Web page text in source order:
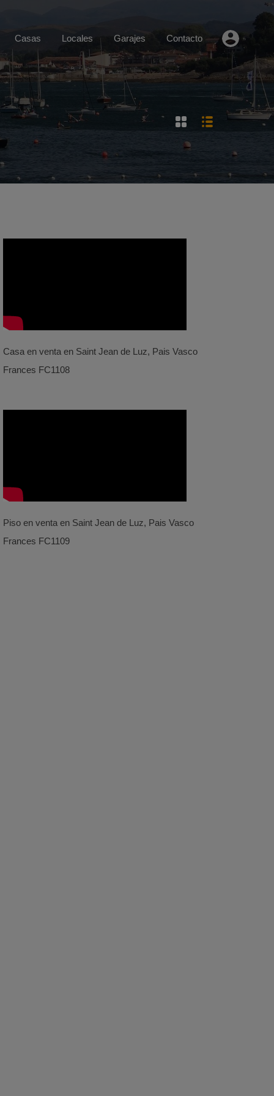
Casas Locales Garajes Contacto
Casa en venta en Saint Jean de Luz, Pais Vasco
Frances FC1108
Piso en venta en Saint Jean de Luz, Pais Vasco
Frances FC1109